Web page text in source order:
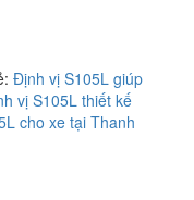
Định vị S105L giúp
vị S105L thiết kế
cho xe tại Thanh